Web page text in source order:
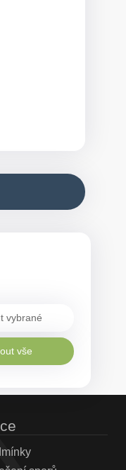
vybrané
vše